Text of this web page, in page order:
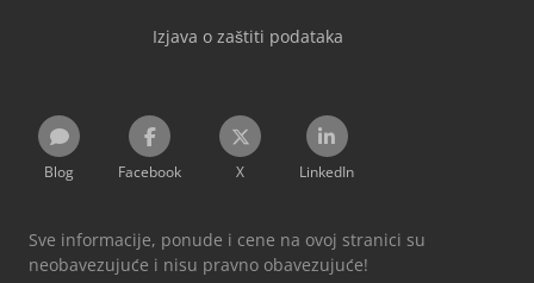
Izjava o zaštiti podataka
Blog Facebook X LinkedIn
Sve informacije, ponude i cene na ovoj stranici su
neobavezujuće i nisu pravno obavezujuće!